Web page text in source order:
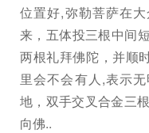
位置好,弥勒菩萨在
来，五体投三根中间
两根礼拜佛陀，并顺
里会不会有人,表示
地，双手交叉合金三
向佛..